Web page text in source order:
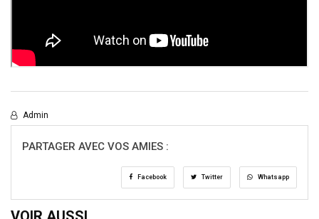
Admin
PARTAGER AVEC VOS AMIES :
Facebook Twitter Whatsapp